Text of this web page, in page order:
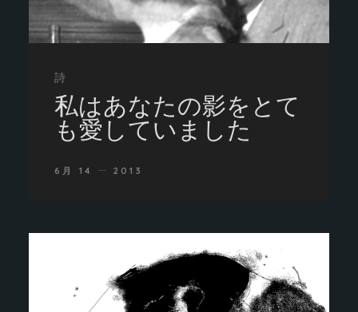
詩
私はあなたの影をとて
も愛していました
6月 14 2013